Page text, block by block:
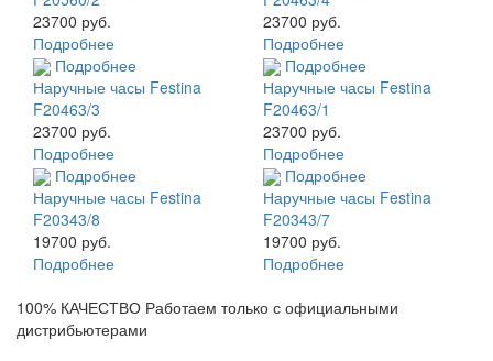
23700 руб.
Подробнее
23700 руб.
Подробнее
Подробнее
Наручные часы Festina
F20463/3
23700 руб.
Подробнее
Подробнее
Наручные часы Festina
F20463/1
23700 руб.
Подробнее
Подробнее
Наручные часы Festina
F20343/8
19700 руб.
Подробнее
Подробнее
Наручные часы Festina
F20343/7
19700 руб.
Подробнее
100% КАЧЕСТВО Работаем только с официальными
дистрибьютерами